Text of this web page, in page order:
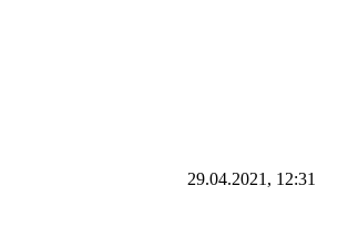
29.04.2021, 12:31